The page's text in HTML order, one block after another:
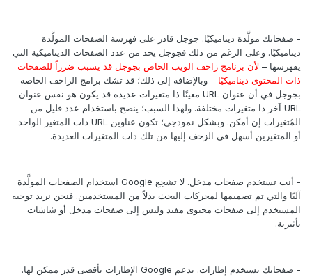
- صفحاتك مولَّدة ديناميكيًا. جوجل قادر على فهرسة الصفحات المولَّدة
ديناميكيًا. وعلى الرغم من ذلك فجوجل يحد من عدد الصفحات الديناميكية التي
يفهرسها –لأن برنامج زاحف الويب الخاص بجوجل قد يسبب ضرراً للصفحات
ذات المحتوى ديناميكيًا– وبالإضافة إلى ذلك؛ قد تشك برامج الزاحف الخاصة
بجوجل في أن عنوان URL معينًا ذا متغيرات عديدة قد يكون هو نفس عنوان
URL آخر ذا متغيرات مختلفة. ولهذا السبب؛ ينصح باستخدام عدد قليل من
المُتغيرات إن أمكن. وبشكل نموذجي؛ تكون عناوين URL ذات المتغير الواحد
أو المتغيرين أسهل في الزحف إليها من تلك ذات المتغيرات العديدة.
- أنت تستخدم صفحات مدخل. لا تشجع Google استخدام الصفحات المولَّدة
آليًا والتي تم تصميمها لمحركات البحث بدلاً من المستخدمين. فنحن نريد توجيه
المستخدم إلى صفحات محتوى مفيد وليس إلى صفحات مدخل أو شاشات
تأثيرية.
- صفحاتك تستخدم إطارات. تدعم Google الإطارات بأقصى قدر ممكن لها.